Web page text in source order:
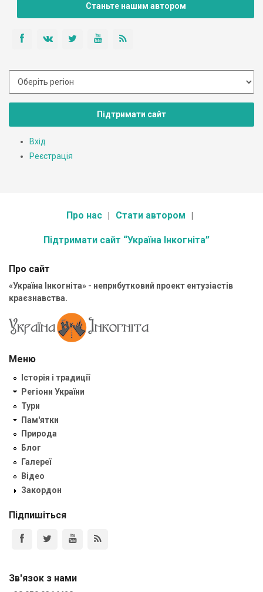
Станьте нашим автором
Підтримати сайт
Вхід
Реєстрація
Про нас Стати автором
Підтримати сайт “Україна Інкогніта”
Про сайт
«Україна Інкогніта» - неприбутковий проект ентузіастів
краєзнавства.
Меню
Історія і традиції
Регіони України
Тури
Пам'ятки
Природа
Блог
Галереї
Відео
Закордон
Підпишіться
Зв'язок з нами